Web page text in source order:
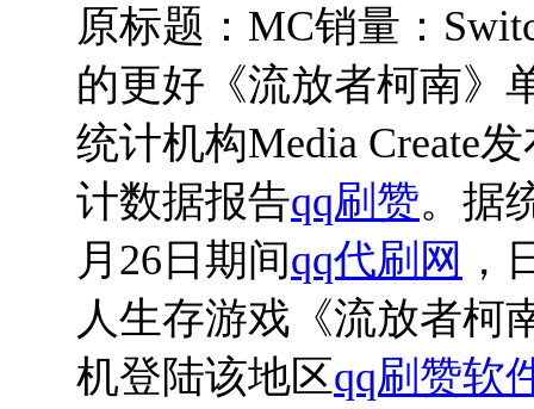
原标题：MC销量：
的更好《流放者柯南》
统计机构Media Create
计数据报告qq刷赞。据
月26日期间qq代刷网 ，
人生存游戏《流放者柯
机登陆该地区qq刷赞软